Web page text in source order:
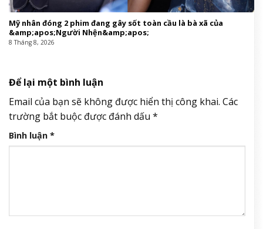
Mỹ nhân đóng 2 phim đang gây sốt toàn cầu là bà xã của
&amp;apos;Người Nhện&amp;apos;
8 Tháng 8, 2026
Để lại một bình luận
Email của bạn sẽ không được hiển thị công khai. Các
trường bắt buộc được đánh dấu *
Bình luận *